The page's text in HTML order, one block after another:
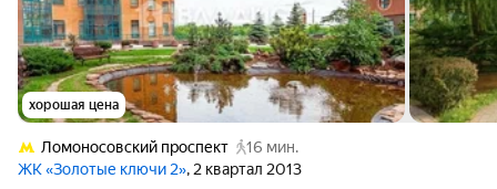
хорошая цена
Ломоносовский проспект
16 мин.
ЖК «Золотые ключи 2», 2 квартал 2013